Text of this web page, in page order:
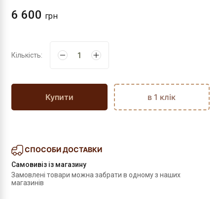
6 600 грн
Кількість:
Купити в 1 клік
СПОСОБИ ДОСТАВКИ
Самовивіз із магазину
Замовлені товари можна забрати в одному з наших
магазинів